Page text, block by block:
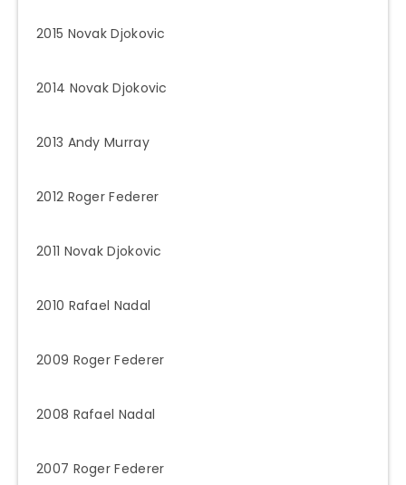
2015 Novak Djokovic
2014 Novak Djokovic
2013 Andy Murray
2012 Roger Federer
2011 Novak Djokovic
2010 Rafael Nadal
2009 Roger Federer
2008 Rafael Nadal
2007 Roger Federer